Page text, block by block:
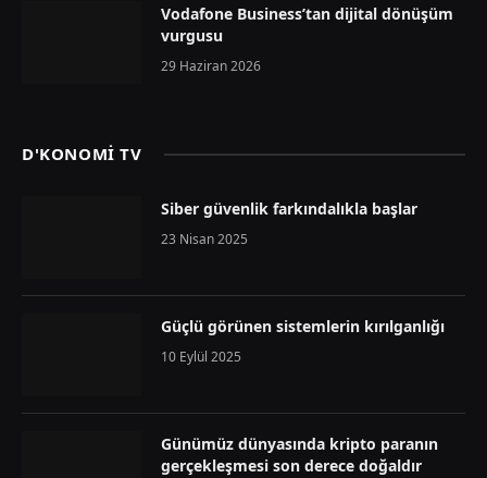
Vodafone Business’tan dijital dönüşüm
vurgusu
29 Haziran 2026
D'KONOMİ TV
Siber güvenlik farkındalıkla başlar
23 Nisan 2025
Güçlü görünen sistemlerin kırılganlığı
10 Eylül 2025
Günümüz dünyasında kripto paranın
gerçekleşmesi son derece doğaldır